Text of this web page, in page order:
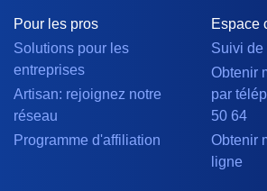
Pour les pros
Solutions pour les
entreprises
Artisan: rejoignez notre
réseau
Programme d'affiliation
Espace
Suivi de
Obtenir
par
50 64
Obtenir
ligne